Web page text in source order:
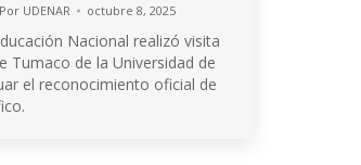
Por UDENAR octubre 8, 2025
Nacional realizó visita
Tumaco de la Universidad de
el reconocimiento oficial de